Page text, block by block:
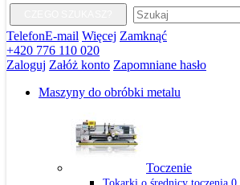
TelefonE-mail Więcej Zamknąć
+420 776 110 020
Zaloguj Załóż konto Zapomniane hasło
Maszyny do obróbki metalu
Toczenie